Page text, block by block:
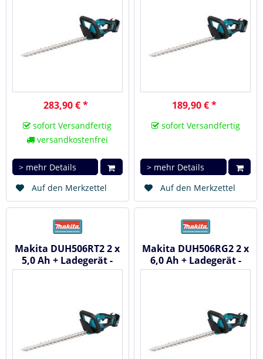
283,90 € *
sofort Versandfertig
versandkostenfrei
> mehr Details
Auf den Merkzettel
189,90 € *
sofort Versandfertig
> mehr Details
Auf den Merkzettel
Makita DUH506RT2 2 x
5,0 Ah + Ladegerät -
Akku Heckenschere 18
Makita DUH506RG2 2 x
6,0 Ah + Ladegerät -
Akku Heckenschere 18